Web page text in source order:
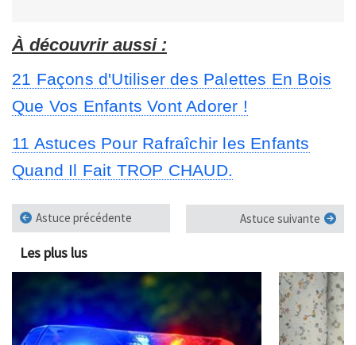
À découvrir aussi :
21 Façons d'Utiliser des Palettes En Bois
Que Vos Enfants Vont Adorer !
11 Astuces Pour Rafraîchir les Enfants
Quand Il Fait TROP CHAUD.
Astuce précédente Astuce suivante
Les plus lus